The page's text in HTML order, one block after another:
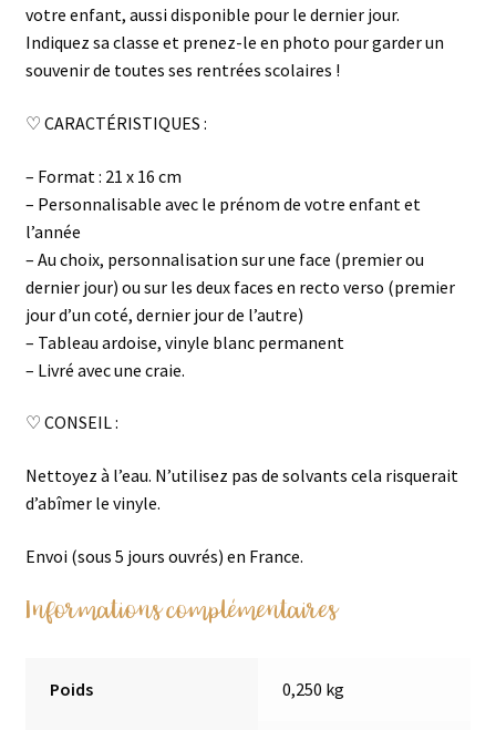
votre enfant, aussi disponible pour le dernier jour.
Indiquez sa classe et prenez-le en photo pour garder un
souvenir de toutes ses rentrées scolaires !
♡ CARACTÉRISTIQUES :
– Format : 21 x 16 cm
– Personnalisable avec le prénom de votre enfant et
l’année
– Au choix, personnalisation sur une face (premier ou
dernier jour) ou sur les deux faces en recto verso (premier
jour d’un coté, dernier jour de l’autre)
– Tableau ardoise, vinyle blanc permanent
– Livré avec une craie.
♡ CONSEIL :
Nettoyez à l’eau. N’utilisez pas de solvants cela risquerait
d’abîmer le vinyle.
Envoi (sous 5 jours ouvrés) en France.
Informations complémentaires
Poids 0,250 kg